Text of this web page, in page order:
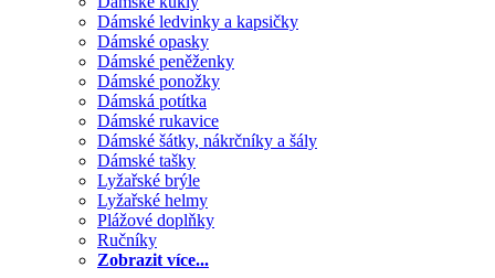
Dámské ledvinky a kapsičky
Dámské opasky
Dámské peněženky
Dámské ponožky
Dámská potítka
Dámské rukavice
Dámské šátky, nákrčníky a šály
Dámské tašky
Lyžařské brýle
Lyžařské helmy
Plážové doplňky
Ručníky
Zobrazit více...